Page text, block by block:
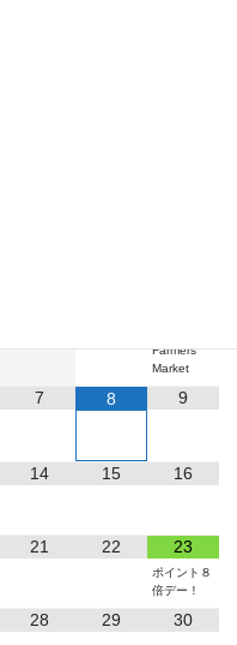
Farmers
Market
7 8 9
14 15 16
21 22 23
ポイント８
倍デー！
28 29 30